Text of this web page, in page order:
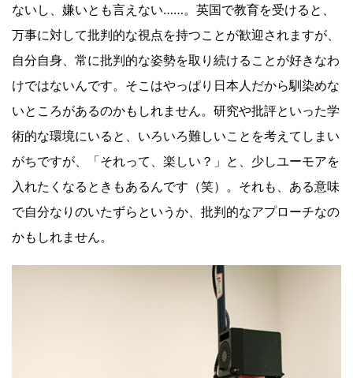
ないし、嫌いとも言えない……。英国で教育を受けると、
万事に対して批判的な視点を持つことが歓迎されますが、
自分自身、常に批判的な姿勢を取り続けることが好きなわ
けではないんです。そこはやっぱり日本人だから馴染めな
いところがあるのかもしれません。研究や批評といった学
術的な環境にいると、いろいろ難しいことを考えてしまい
がちですが、「それって、楽しい？」と、少しユーモアを
入れたくなるときもあるんです（笑）。それも、ある意味
で自分なりのいたずらというか、批判的なアプローチなの
かもしれません。